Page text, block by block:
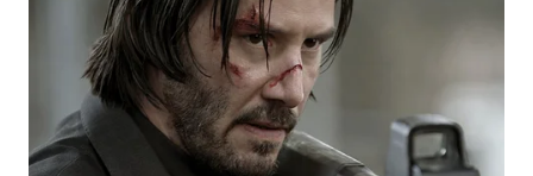
MANDALIKA
WN
LIKUPANG
WN